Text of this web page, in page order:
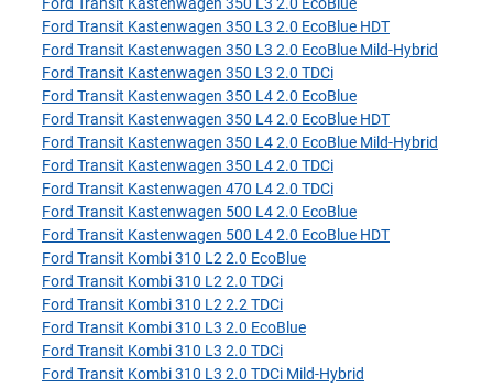
Ford Transit Kastenwagen 350 L3 2.0 EcoBlue HDT
Ford Transit Kastenwagen 350 L3 2.0 EcoBlue Mild-Hybrid
Ford Transit Kastenwagen 350 L3 2.0 TDCi
Ford Transit Kastenwagen 350 L4 2.0 EcoBlue
Ford Transit Kastenwagen 350 L4 2.0 EcoBlue HDT
Ford Transit Kastenwagen 350 L4 2.0 EcoBlue Mild-Hybrid
Ford Transit Kastenwagen 350 L4 2.0 TDCi
Ford Transit Kastenwagen 470 L4 2.0 TDCi
Ford Transit Kastenwagen 500 L4 2.0 EcoBlue
Ford Transit Kastenwagen 500 L4 2.0 EcoBlue HDT
Ford Transit Kombi 310 L2 2.0 EcoBlue
Ford Transit Kombi 310 L2 2.0 TDCi
Ford Transit Kombi 310 L2 2.2 TDCi
Ford Transit Kombi 310 L3 2.0 EcoBlue
Ford Transit Kombi 310 L3 2.0 TDCi
Ford Transit Kombi 310 L3 2.0 TDCi Mild-Hybrid